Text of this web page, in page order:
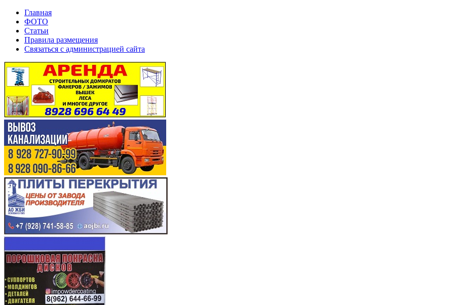
Главная
ФОТО
Статьи
Правила размещения
Связаться с администрацией сайта